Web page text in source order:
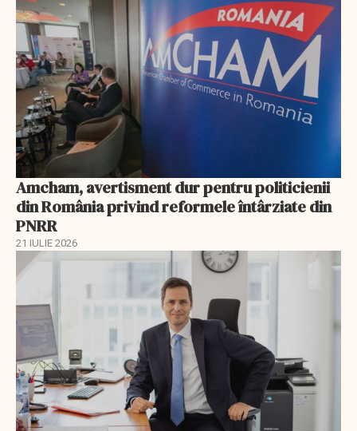
Amcham, avertisment dur pentru politicienii
din România privind reformele întârziate din
PNRR
21 IULIE 2026